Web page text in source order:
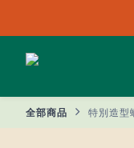
全部商品 特別造型